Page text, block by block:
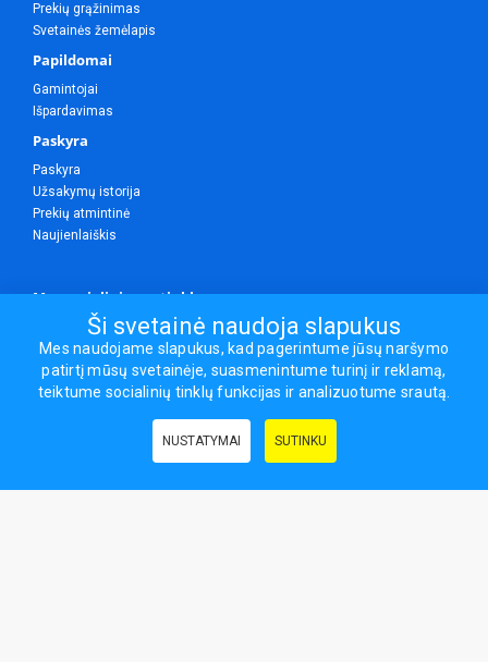
Prekių grąžinimas
Svetainės žemėlapis
Papildomai
Gamintojai
Išpardavimas
Paskyra
Paskyra
Užsakymų istorija
Prekių atmintinė
Naujienlaiškis
Mes socialiniuose tinkluose
Visos teisės saugomos.
Sporto ir laisvalaikio prekės, maisto papildai - erasportas.lt © 2026
Ši svetainė naudoja slapukus
Mes naudojame slapukus, kad pagerintume jūsų naršymo
patirtį mūsų svetainėje, suasmenintume turinį ir reklamą,
teiktume socialinių tinklų funkcijas ir analizuotume srautą.
NUSTATYMAI SUTINKU